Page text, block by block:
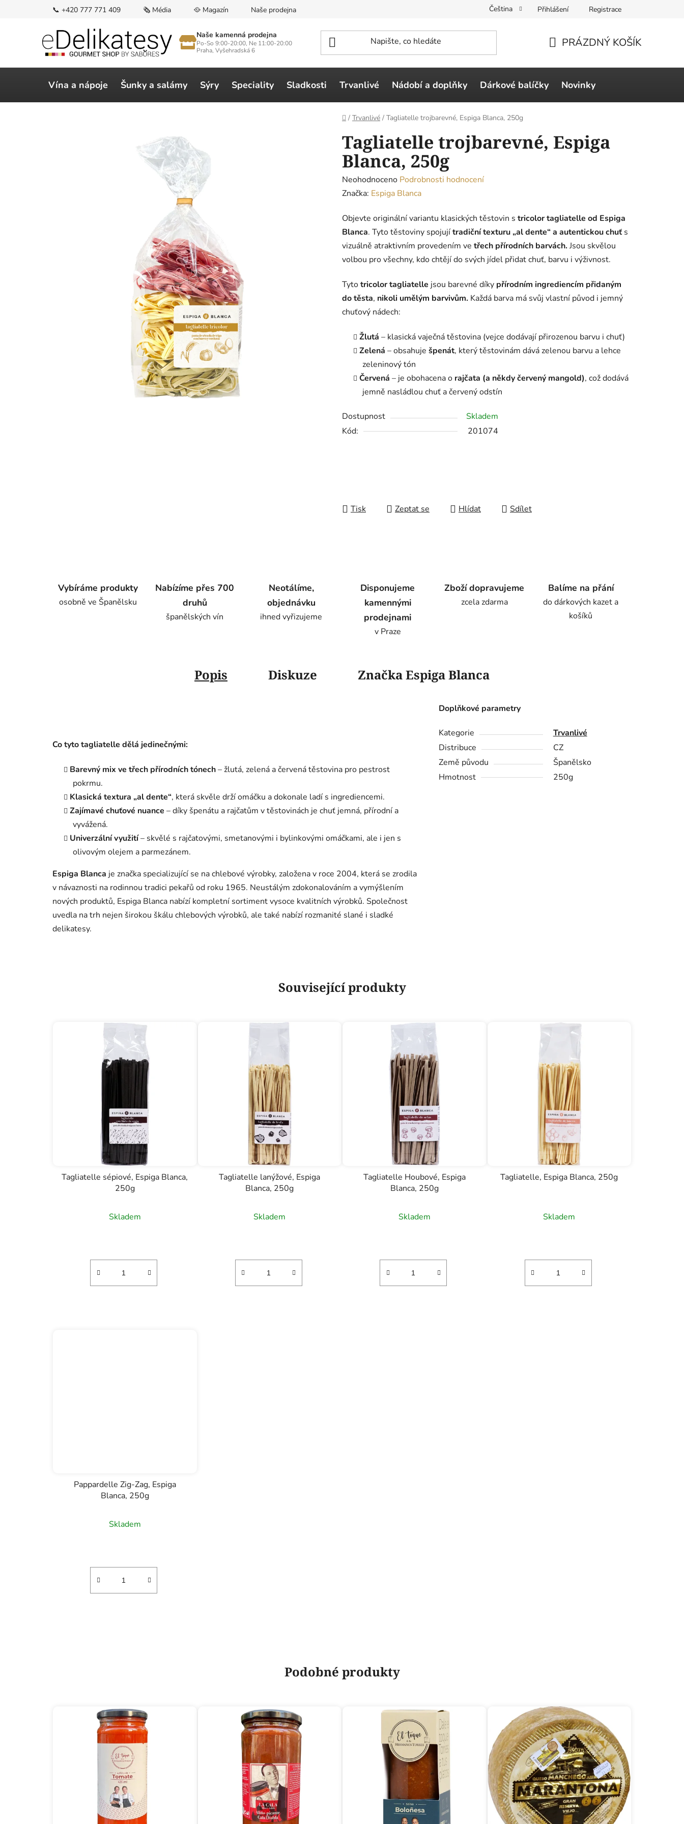
📞 +420 777 771 409 🗞️ Média 🥘 Magazín Naše prodejna Čeština Přihlášení Registrace
Naše kamenná prodejna
Po-So 9:00-20:00, Ne 11:00-20:00
Praha, Vyšehradská 6
KOŠÍK
PRÁZDNÝ KOŠÍK
Vína a nápoje Šunky a salámy Sýry Speciality Sladkosti Trvanlivé Nádobí a doplňky Dárkové balíčky Novinky
Domů
/ Trvanlivé / Tagliatelle trojbarevné, Espiga Blanca, 250g
Tagliatelle trojbarevné, Espiga
Blanca, 250g
Průměrné
hodnocení
je
0,0
z
5
Neohodnoceno Podrobnosti hodnocení
Značka: Espiga Blanca
Objevte originální variantu klasických těstovin s tricolor tagliatelle od Espiga
Blanca. Tyto těstoviny spojujítradiční texturu „al dente“ a autentickou chuťs
vizuálně atraktivním provedením ve třech přírodních barvách. Jsou skvělou
volbou pro všechny, kdo chtějí do svých jídel přidat chuť, barvu i výživnost.
Tytotricolor tagliatelle jsou barevné díky přírodním ingrediencím přidaným
do těsta, nikoli umělým barvivům. Každá barva má svůj vlastní původ i jemný
chuťový nádech:
Žlutá – klasická vaječná těstovina (vejce dodávají přirozenou barvu i chuť)
Zelená – obsahuje špenát, který těstovinám dává zelenou barvu a lehce
zeleninový tón
Červená – je obohacena o rajčata (a někdy červený mangold), což dodává
jemně nasládlou chuť a červený odstín
Dostupnost
Skladem
Kód:
201074
Tisk Zeptat se Hlídat Sdílet
Vybíráme produkty
osobně ve Španělsku
Nabízíme přes 700
druhů
španělských vín
Neotálíme,
objednávku
ihned vyřizujeme
Disponujeme
kamennými
prodejnami
v Praze
Zboží dopravujeme
zcela zdarma
Balíme na přání
do dárkových kazet a
košíků
Popis Diskuze ZnačkaEspiga Blanca
Co tyto tagliatelle dělá jedinečnými:
Barevný mix ve třech přírodních tónech– žlutá, zelená a červená těstovina pro pestrost
pokrmu.
Klasická textura „al dente“, která skvěle drží omáčku a dokonale ladí s ingrediencemi.
Zajímavé chuťové nuance – díky špenátu a rajčatům v těstovinách je chuť jemná, přírodní a
vyvážená.
Univerzální využití– skvělé s rajčatovými, smetanovými i bylinkovými omáčkami, ale i jen s
olivovým olejem a parmezánem.
Espiga Blanca je značka specializující se na chlebové výrobky, založena v roce 2004, která se zrodila
v návaznosti na rodinnou tradici pekařů od roku 1965. Neustálým zdokonalováním a vymýšlením
nových produktů, Espiga Blanca nabízí kompletní sortiment vysoce kvalitních výrobků. Společnost
uvedla na trh nejen širokou škálu chlebových výrobků, ale také nabízí rozmanité slané i sladké
delikatesy.
Doplňkové parametry
Kategorie
Trvanlivé
Distribuce
CZ
Země původu
Španělsko
Hmotnost
250g
Související produkty
Tagliatelle sépiové, Espiga Blanca,
250g
Skladem
Tagliatelle lanýžové, Espiga
Blanca, 250g
Skladem
Tagliatelle Houbové, Espiga
Blanca, 250g
Skladem
Tagliatelle, Espiga Blanca, 250g
Skladem
Pappardelle Zig-Zag, Espiga
Blanca, 250g
Skladem
Podobné produkty